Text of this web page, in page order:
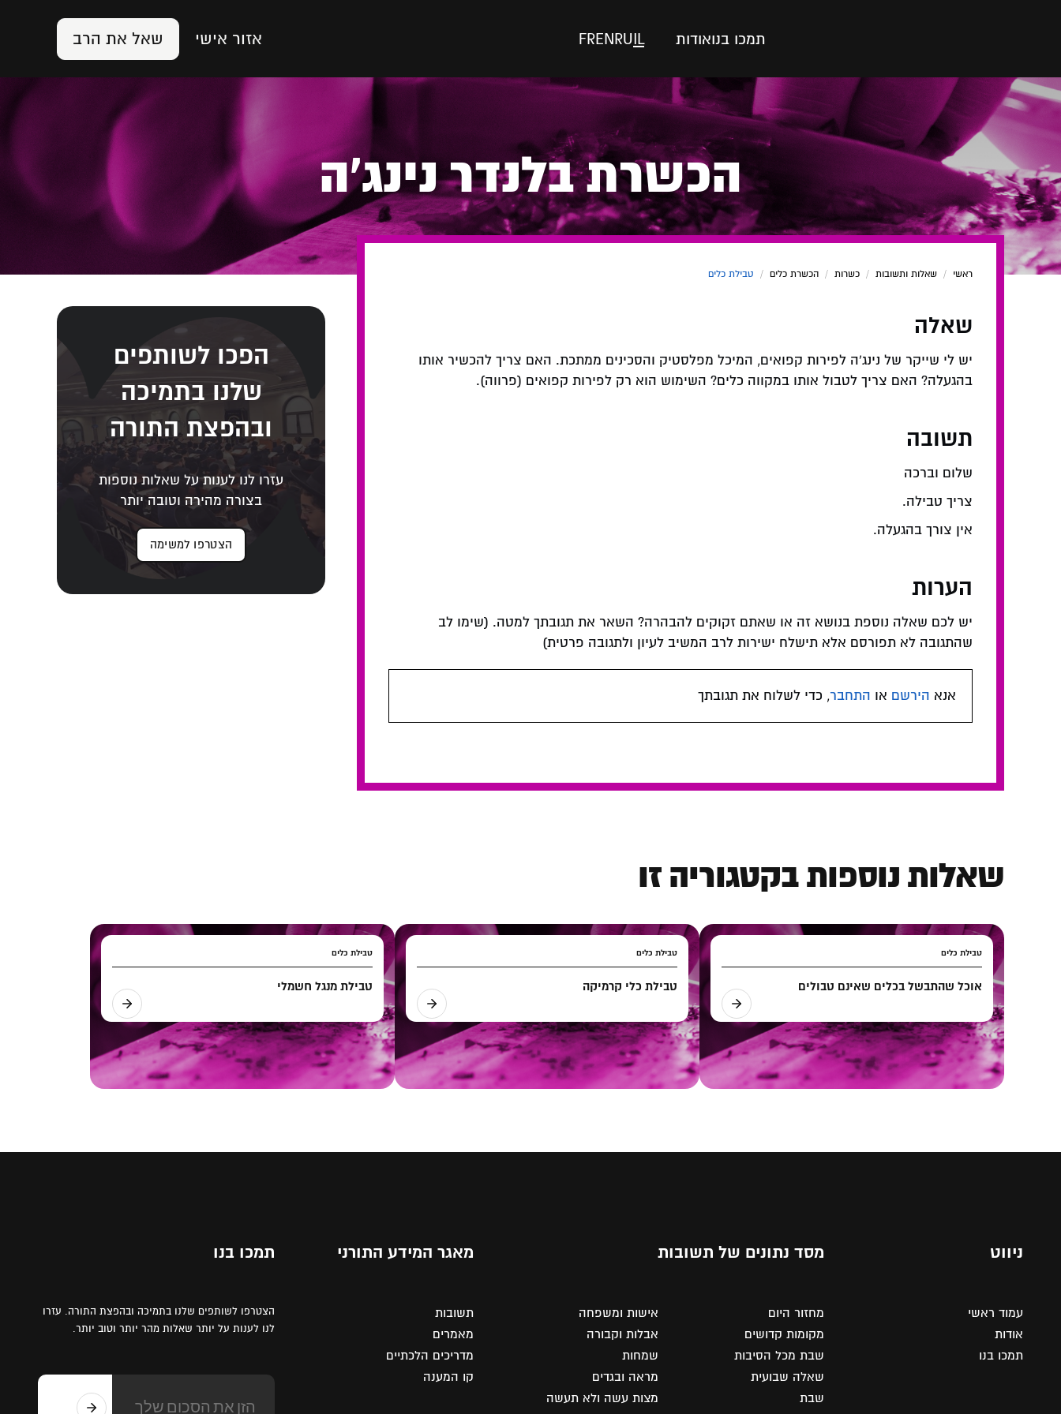
תמכו בנואודות IL
RU
EN
FR אזור אישי שאל את הרב
הכשרת בלנדר נינג'ה
ראשי / שאלות ותשובות / כשרות / הכשרת כלים / טבילת כלים
שאלה
יש לי שייקר של נינג'ה לפירות קפואים, המיכל מפלסטיק והסכינים ממתכת. האם צריך להכשיר אותו
בהגעלה? האם צריך לטבול אותו במקווה כלים? השימוש הוא רק לפירות קפואים (פרווה).
תשובה
שלום וברכה
צריך טבילה.
אין צורך בהגעלה.
הערות
יש לכם שאלה נוספת בנושא זה או שאתם זקוקים להבהרה? השאר את תגובתך למטה. (שימו לב
שהתגובה לא תפורסם אלא תישלח ישירות לרב המשיב לעיון ולתגובה פרטית)
אנא הירשם או התחבר, כדי לשלוח את תגובתך
הפכו לשותפים
שלנו בתמיכה
ובהפצת התורה
עזרו לנו לענות על שאלות נוספות
בצורה מהירה וטובה יותר
הצטרפו למשימה
שאלות נוספות בקטגוריה זו
טבילת כלים
אוכל שהתבשל בכלים שאינם טבולים
טבילת כלים
טבילת כלי קרמיקה
טבילת כלים
טבילת מנגל חשמלי
ניווט
עמוד ראשי
אודות
תמכו בנו
מסד נתונים של תשובות
מחזור היום
מקומות קדושים
שבת מכל הסיבות
שאלה שבועית
שבת
אישות ומשפחה
אבלות וקבורה
שמחות
מראה ובגדים
מצות עשה ולא תעשה
מאגר המידע התורני
תשובות
מאמרים
מדריכים הלכתיים
קו המענה
תמכו בנו
הצטרפו לשותפים שלנו בתמיכה ובהפצת התורה. עזרו
לנו לענות על יותר שאלות מהר יותר וטוב יותר.